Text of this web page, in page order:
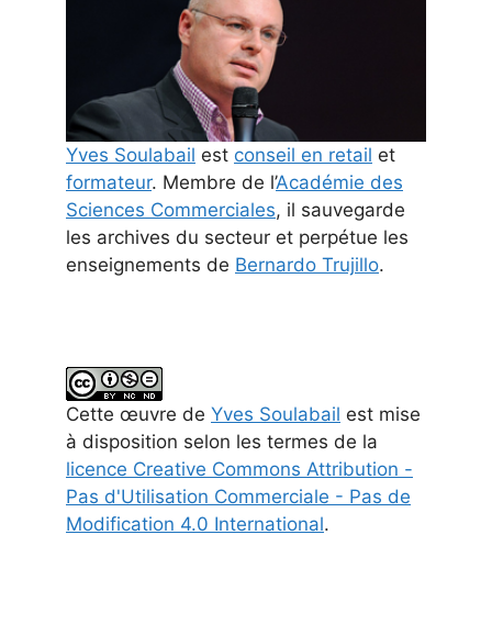
Yves Soulabail est conseil en retail et
formateur. Membre de l’Académie des
Sciences Commerciales, il sauvegarde
les archives du secteur et perpétue les
enseignements de Bernardo Trujillo.
Cette œuvre de Yves Soulabail est mise
à disposition selon les termes de la
licence Creative Commons Attribution -
Pas d'Utilisation Commerciale - Pas de
Modification 4.0 International.